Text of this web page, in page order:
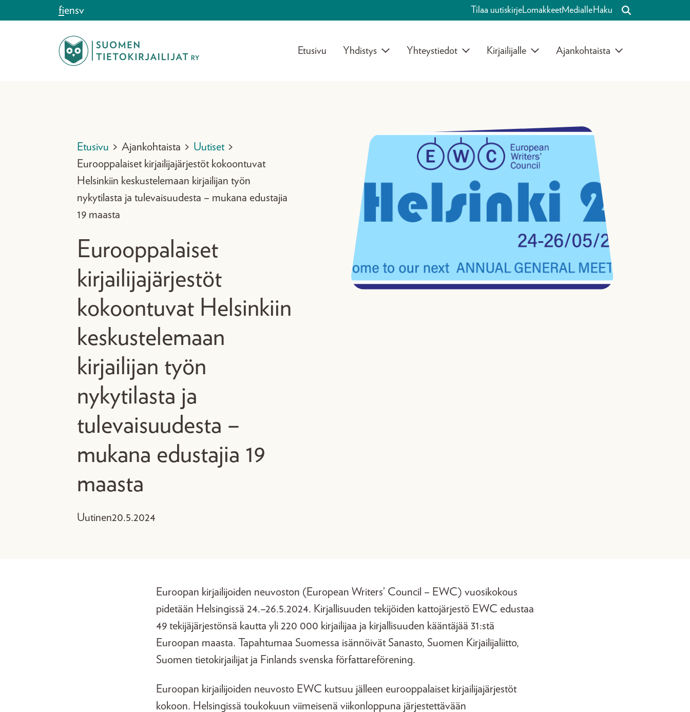
Siirry sisältöönfiensv Tilaa uutiskirjeLomakkeetMedialleHaku
Etusivu Yhdistys Yhteystiedot Kirjailijalle Ajankohtaista
Etusivu > Ajankohtaista > Uutiset >
Eurooppalaiset kirjailijajärjestöt kokoontuvat
Helsinkiin keskustelemaan kirjailijan työn
nykytilasta ja tulevaisuudesta – mukana edustajia
19 maasta
Eurooppalaiset
kirjailijajärjestöt
kokoontuvat Helsinkiin
keskustelemaan
kirjailijan työn
nykytilasta ja
tulevaisuudesta –
mukana edustajia 19
maasta
Uutinen20.5.2024
Euroopan kirjailijoiden neuvoston (European Writers’ Council – EWC) vuosikokous
pidetään Helsingissä 24.–26.5.2024. Kirjallisuuden tekijöiden kattojärjestö EWC edustaa
49 tekijäjärjestönsä kautta yli 220 000 kirjailijaa ja kirjallisuuden kääntäjää 31:stä
Euroopan maasta. Tapahtumaa Suomessa isännöivät Sanasto, Suomen Kirjailijaliitto,
Suomen tietokirjailijat ja Finlands svenska författareförening.
Euroopan kirjailijoiden neuvosto EWC kutsuu jälleen eurooppalaiset kirjailijajärjestöt
kokoon. Helsingissä toukokuun viimeisenä viikonloppuna järjestettävään